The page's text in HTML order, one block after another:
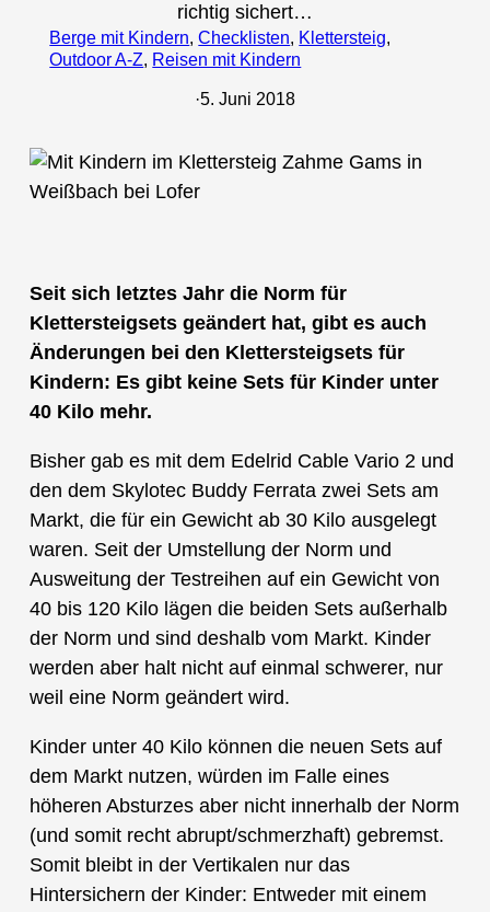
richtig sichert…
Berge mit Kindern, Checklisten, Klettersteig
Outdoor A-Z, Reisen mit Kindern
·5. Juni 2018
Seit sich letztes Jahr die Norm für
Klettersteigsets geändert hat, gibt es auch
Änderungen bei den Klettersteigsets für
Kindern: Es gibt keine Sets für Kinder unter
40 Kilo mehr.
Bisher gab es mit dem Edelrid Cable Vario 2 und
den dem Skylotec Buddy Ferrata zwei Sets am
Markt, die für ein Gewicht ab 30 Kilo ausgelegt
waren. Seit der Umstellung der Norm und
Ausweitung der Testreihen auf ein Gewicht von
40 bis 120 Kilo lägen die beiden Sets außerhalb
der Norm und sind deshalb vom Markt. Kinder
werden aber halt nicht auf einmal schwerer, nur
weil eine Norm geändert wird.
Kinder unter 40 Kilo können die neuen Sets auf
dem Markt nutzen, würden im Falle eines
höheren Absturzes aber nicht innerhalb der Norm
(und somit recht abrupt/schmerzhaft) gebremst.
Somit bleibt in der Vertikalen nur das
Hintersichern der Kinder: Entweder mit einem